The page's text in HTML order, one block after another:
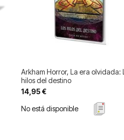
Arkham Horror, La era olvidada:
hilos del destino
14,95 €
No está disponible